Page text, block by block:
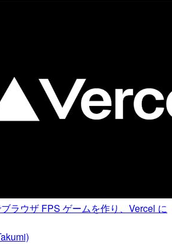
ラウザ FPS ゲームを作り、Vercel に